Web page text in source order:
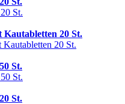
20 St.
St.
St.